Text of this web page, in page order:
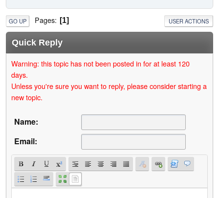
GO UP Pages 1 USER ACTIONS
Quick Reply
Warning: this topic has not been posted in for at least 120
days.
Unless you're sure you want to reply, please consider starting a
new topic.
Name:
Email: